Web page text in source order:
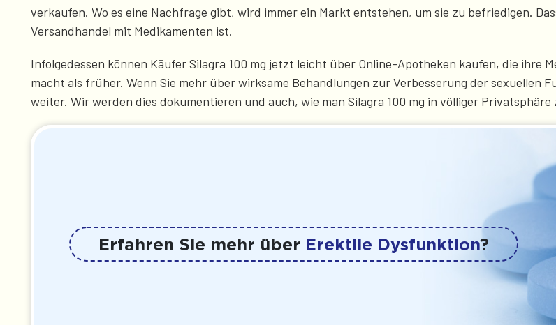
verkaufen. Wo es eine Nachfrage gibt, wird immer ein Markt entstehen, um sie zu befriedigen.
Versandhandel mit Medikamenten ist.
Infolgedessen können Käufer Silagra 100 mg jetzt leicht über Online-Apotheken kaufen, die ihre
macht als früher. Wenn Sie mehr über wirksame Behandlungen zur Verbesserung der sexuellen
weiter. Wir werden dies dokumentieren und auch, wie man Silagra 100 mg in völliger Privatsphäre
Erfahren Sie mehr über Erektile Dysfunktion?